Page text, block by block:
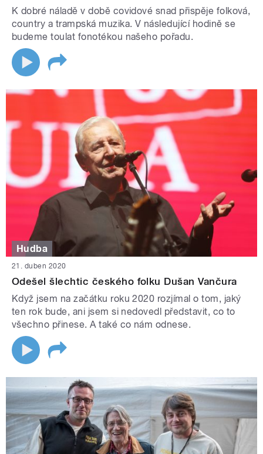
K dobré náladě v době covidové snad přispěje folková,
country a trampská muzika. V následující hodině se
budeme toulat fonotékou našeho pořadu.
Hudba
21. duben 2020
Odešel šlechtic českého folku Dušan Vančura
Když jsem na začátku roku 2020 rozjímal o tom, jaký
ten rok bude, ani jsem si nedovedl představit, co to
všechno přinese. A také co nám odnese.